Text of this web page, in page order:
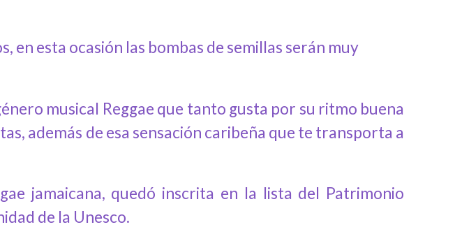
en esta ocasión las bombas de semillas serán muy
musical Reggae que tanto gusta por su ritmo buena
además de esa sensación caribeña que te transporta a
jamaicana, quedó inscrita en la lista del Patrimonio
de la Unesco.